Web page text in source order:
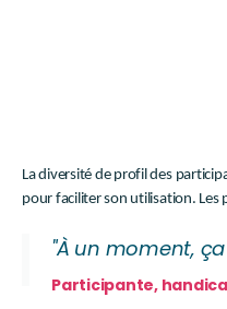
La diversité de profil des
pour faciliter son utilisation.
"À un moment,
Participante,